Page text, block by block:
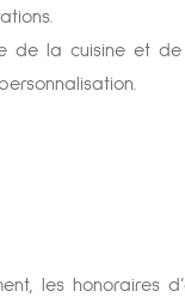
de la cuisine et
les honoraires